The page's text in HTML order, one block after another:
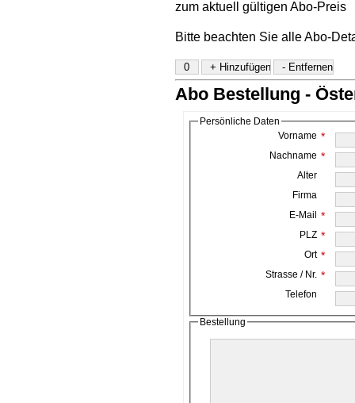
zum aktuell gültigen Abo-Preis
Bitte beachten Sie alle Abo-
Abo Bestellung -
Persönliche Daten
Vorname *
Nachname *
Alter
Firma
E-Mail
*
PLZ *
Ort *
Strasse / Nr. *
Telefon
Bestellung